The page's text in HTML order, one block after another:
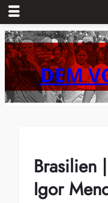
Zum
Inhalt
springenDEM
Brasilien
Igor